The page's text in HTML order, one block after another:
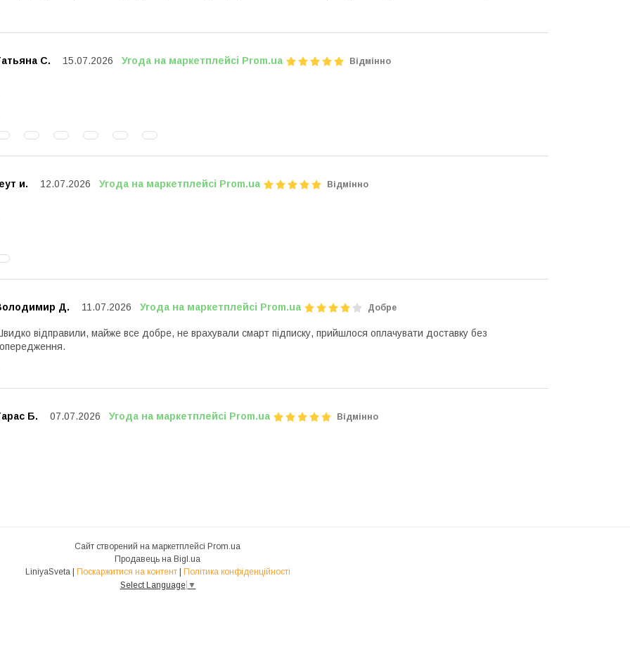
С. 15.07.2026 Угода на маркетплейсі Prom.ua Відмінно
и. 12.07.2026 Угода на маркетплейсі Prom.ua Відмінно
Д. 11.07.2026 Угода на маркетплейсі Prom.ua Добре
відправили, майже все добре, не врахували смарт підписку, прийшлося оплачувати доставку без
Б. 07.07.2026 Угода на маркетплейсі Prom.ua Відмінно
Сайт створений на маркетплейсі Prom.ua
Продавець на Bigl.ua
Поскаржитися на контент
Політика конфіденційності
Select Language ▼